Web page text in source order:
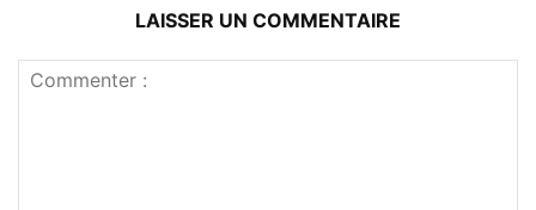
LAISSER UN COMMENTAIRE